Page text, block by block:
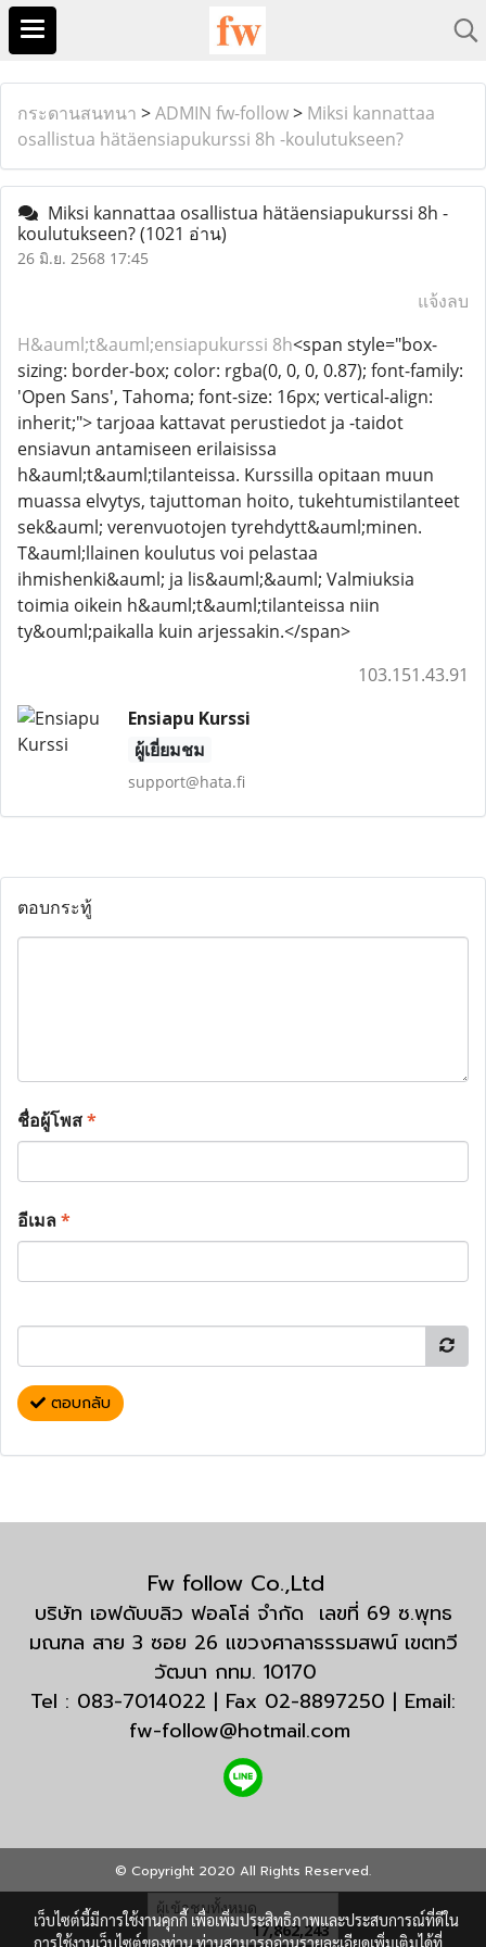
กระดานสนทนา >ADMIN fw-follow> Miksi kannattaa
osallistua hätäensiapukurssi 8h -koulutukseen?
Miksi kannattaa osallistua hätäensiapukurssi 8h -
koulutukseen?(1021 อ่าน)
26 มิ.ย. 2568 17:45
แจ้งลบ
H&auml;t&auml;ensiapukurssi 8h<span style="box-
sizing: border-box; color: rgba(0, 0, 0, 0.87); font-family:
'Open Sans', Tahoma; font-size: 16px; vertical-align:
inherit;"> tarjoaa kattavat perustiedot ja -taidot
ensiavun antamiseen erilaisissa
h&auml;t&auml;tilanteissa. Kurssilla opitaan muun
muassa elvytys, tajuttoman hoito, tukehtumistilanteet
sek&auml; verenvuotojen tyrehdytt&auml;minen.
T&auml;llainen koulutus voi pelastaa
ihmishenki&auml; ja lis&auml;&auml; Valmiuksia
toimia oikein h&auml;t&auml;tilanteissa niin
ty&ouml;paikalla kuin arjessakin.</span>
103.151.43.91
Ensiapu Kurssi
ผู้เยี่ยมชม
support@hata.fi
ตอบกระทู้
ชื่อผู้โพส*
อีเมล*
ตอบกลับ
Fw follow Co.,Ltd
บริษัท เอฟดับบลิว ฟอลโล่ จำกัด เลขที่ 69 ซ.พุทธ
มณฑล สาย 3 ซอย 26 แขวงศาลาธรรมสพน์ เขตทวี
วัฒนา กทม. 10170
Tel : 083-7014022 | Fax 02-8897250 | Email:
fw-follow@hotmail.com
© Copyright 2020 All Rights Reserved.
ผู้เข้าชมทั้งหมด
17,862,243
เว็บไซต์นี้มีการใช้งานคุกกี้ เพื่อเพิ่มประสิทธิภาพและประสบการณ์ที่ดีใน
การใช้งานเว็บไซต์ของท่าน ท่านสามารถอ่านรายละเอียดเพิ่มเติมได้ที่